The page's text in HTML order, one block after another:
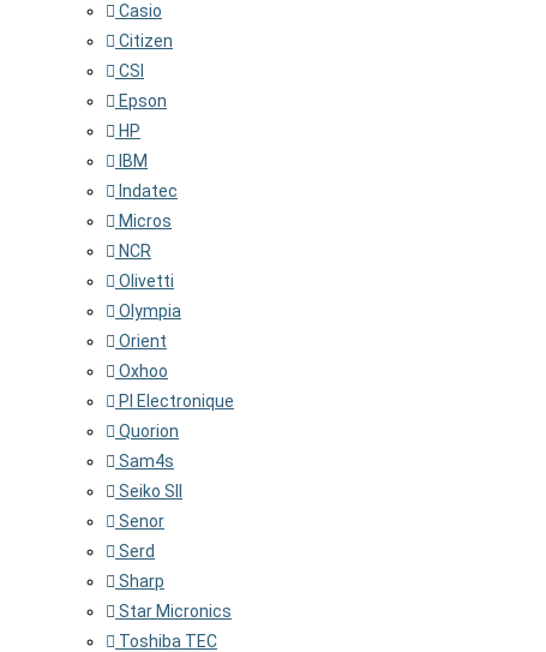
Casio
Citizen
CSI
Epson
HP
IBM
Indatec
Micros
NCR
Olivetti
Olympia
Orient
Oxhoo
PI Electronique
Quorion
Sam4s
Seiko SII
Senor
Serd
Sharp
Star Micronics
Toshiba TEC